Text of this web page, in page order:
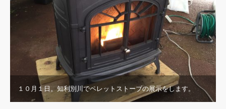
１０月１日。知利別川でペレットストーブの展示をします。